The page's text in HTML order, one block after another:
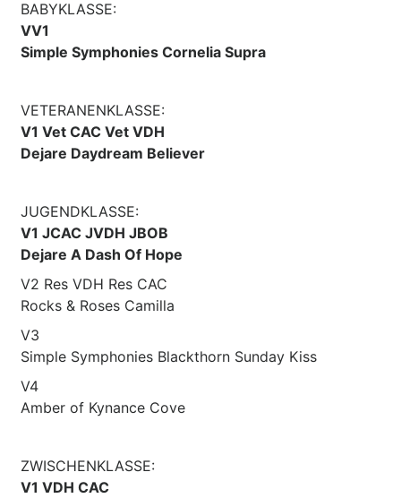
BABYKLASSE:
VV1
Simple Symphonies Cornelia Supra
VETERANENKLASSE:
V1 Vet CAC Vet VDH
Dejare Daydream Believer
JUGENDKLASSE:
V1 JCAC JVDH JBOB
Dejare A Dash Of Hope
V2 Res VDH Res CAC
Rocks & Roses Camilla
V3
Simple Symphonies Blackthorn Sunday Kiss
V4
Amber of Kynance Cove
ZWISCHENKLASSE:
V1 VDH CAC